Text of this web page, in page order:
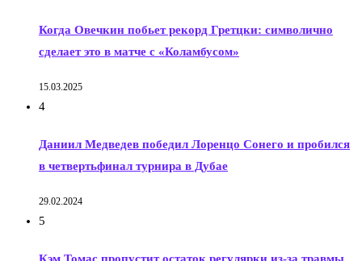
Когда Овечкин побьет рекорд Гретцки: символично
сделает это в матче с «Коламбусом»
15.03.2025
4
Даниил Медведев победил Лоренцо Сонего и пробился
в четвертьфинал турнира в Дубае
29.02.2024
5